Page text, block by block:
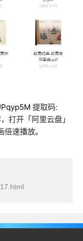
提取码:
打开「阿里云盘」
速播放。